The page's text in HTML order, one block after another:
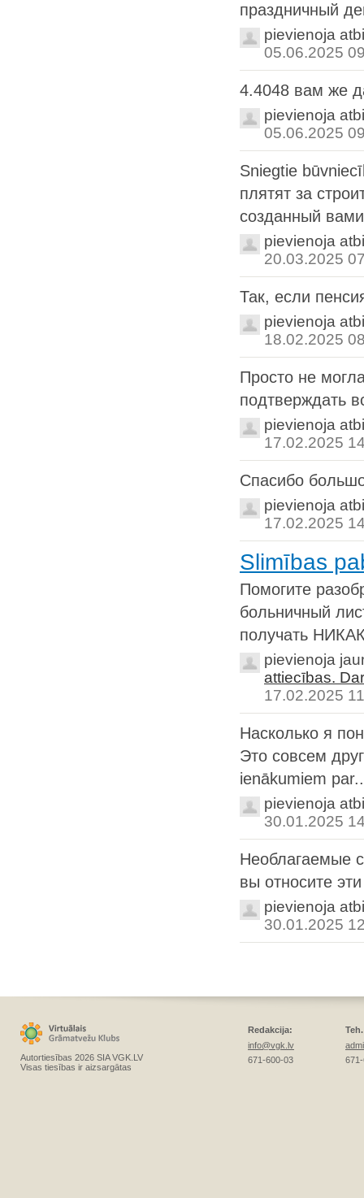
праздничный
pievienoja
05.06.2025
4.4048 вам же
pievienoja
05.06.2025
Sniegtie
плятят за
созданный
pievienoja
20.03.2025
Так, если
pievienoja
18.02.2025
Просто не
подтверждать
pievienoja
17.02.2025
Спасибо
pievienoja
17.02.2025
Slimības
Помогите
больничный
получать
pievienoja
attiecības.
17.02.2025
Насколько я
Это совсем
ienākumiem
pievienoja
30.01.2025
Необлагаемые
вы относите
pievienoja
30.01.2025
Autortiesības 2026 SIA VGK.LV
Visas tiesības ir aizsargātas
Redakcija:
info@vgk.lv
671-600-03